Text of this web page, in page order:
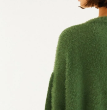
Frescobol
Lancheira
Lenço
Mala